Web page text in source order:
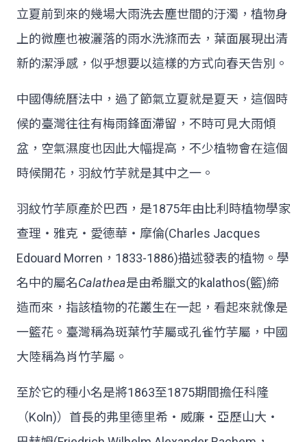
立夏前到來的幾場大雨洗去塵世間的汙濁，植物身
上的微塵也被灑落的雨水洗滌而去，葉面展現出清
新的潔淨感，似乎想要以這樣的方式向春天告別。
中國傳統曆法中，過了節氣立夏就是夏天，這個時
候的臺灣往往有梅雨鋒面滯留，不時可見大雨傾
盆，空氣濕度也因此大幅提高，不少植物會在這個
時候開花，羽紋竹芋就是其中之一。
羽紋竹芋原產於巴西，是1875年由比利時植物學家
查理‧雅克‧愛德華‧摩倫(Charles Jacques
Edouard Morren，1833-1886)描述發表的植物。學
名中的屬名Calathea是由希臘文的kalathos(籃)締
造而來，指該植物的花叢生在一起，看起來就像是
一籃花。臺灣稱為斑葉竹芋屬或孔雀竹芋屬，中國
大陸稱為肖竹芋屬。
至於它的種小名是將1863至1875期間擔任科隆
（Koln)）首長的弗里德里希‧威廉‧亞歷山大‧